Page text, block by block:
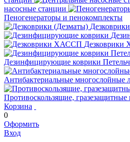
насосные станции
Пеногенераторы и пенокомплекты
Дезинфицирующие коврики
Антибактериальные многослойные
Противоскользящие,
Корзина
0
Оформить
Вход